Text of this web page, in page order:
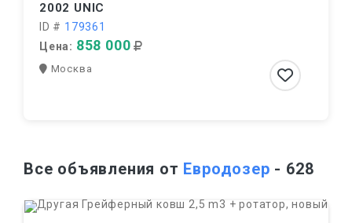
2002 UNIC
ID # 179361
Цена: 858 000
Москва
Все объявления от Евродозер - 628